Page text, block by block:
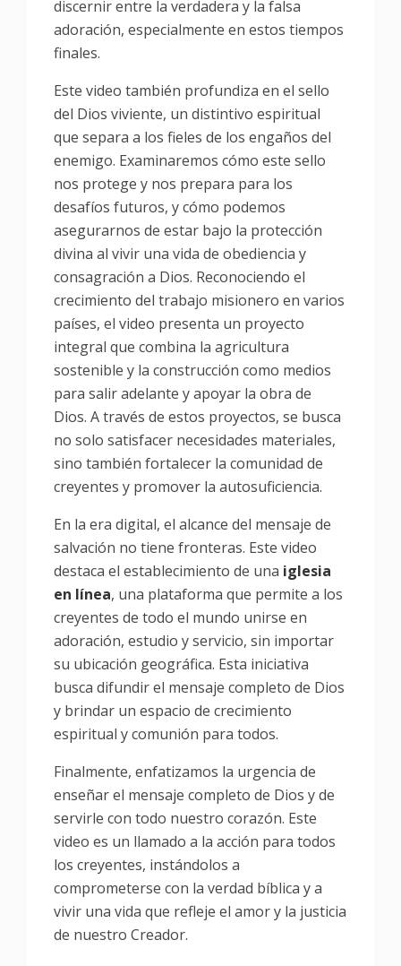
discernir entre la verdadera y la falsa
adoración, especialmente en estos tiempos
finales.
Este video también profundiza en el sello
del Dios viviente, un distintivo espiritual
que separa a los fieles de los engaños del
enemigo. Examinaremos cómo este sello
nos protege y nos prepara para los
desafíos futuros, y cómo podemos
asegurarnos de estar bajo la protección
divina al vivir una vida de obediencia y
consagración a Dios. Reconociendo el
crecimiento del trabajo misionero en varios
países, el video presenta un proyecto
integral que combina la agricultura
sostenible y la construcción como medios
para salir adelante y apoyar la obra de
Dios. A través de estos proyectos, se busca
no solo satisfacer necesidades materiales,
sino también fortalecer la comunidad de
creyentes y promover la autosuficiencia.
En la era digital, el alcance del mensaje de
salvación no tiene fronteras. Este video
destaca el establecimiento de una iglesia
en línea, una plataforma que permite a los
creyentes de todo el mundo unirse en
adoración, estudio y servicio, sin importar
su ubicación geográfica. Esta iniciativa
busca difundir el mensaje completo de Dios
y brindar un espacio de crecimiento
espiritual y comunión para todos.
Finalmente, enfatizamos la urgencia de
enseñar el mensaje completo de Dios y de
servirle con todo nuestro corazón. Este
video es un llamado a la acción para todos
los creyentes, instándolos a
comprometerse con la verdad bíblica y a
vivir una vida que refleje el amor y la justicia
de nuestro Creador.